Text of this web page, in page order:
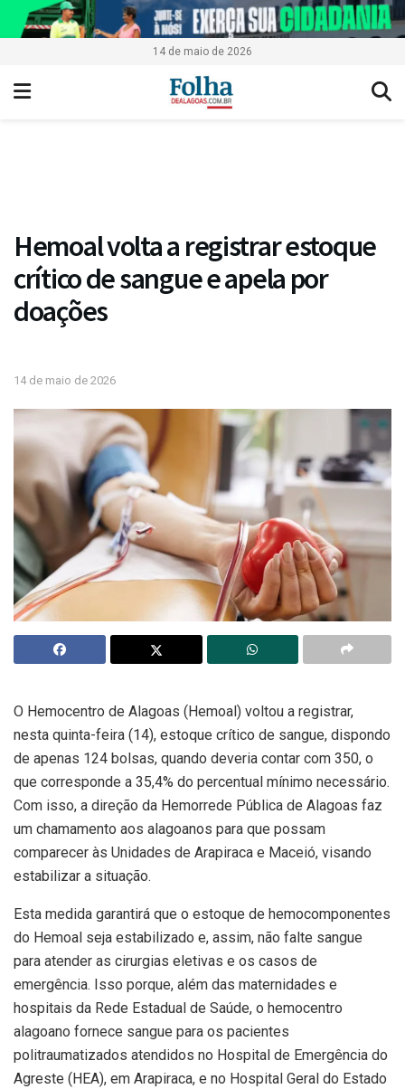
14 de maio de 2026
Hemoal volta a registrar estoque
crítico de sangue e apela por
doações
14 de maio de 2026
O Hemocentro de Alagoas (Hemoal) voltou a registrar,
nesta quinta-feira (14), estoque crítico de sangue, dispondo
de apenas 124 bolsas, quando deveria contar com 350, o
que corresponde a 35,4% do percentual mínimo necessário.
Com isso, a direção da Hemorrede Pública de Alagoas faz
um chamamento aos alagoanos para que possam
comparecer às Unidades de Arapiraca e Maceió, visando
estabilizar a situação.
Esta medida garantirá que o estoque de hemocomponentes
do Hemoal seja estabilizado e, assim, não falte sangue
para atender as cirurgias eletivas e os casos de
emergência. Isso porque, além das maternidades e
hospitais da Rede Estadual de Saúde, o hemocentro
alagoano fornece sangue para os pacientes
politraumatizados atendidos no Hospital de Emergência do
Agreste (HEA), em Arapiraca, e no Hospital Geral do Estado